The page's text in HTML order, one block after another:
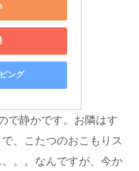
ング
で静かです。お隣はす
、こたつのおこもりス
。。なんですが、今か